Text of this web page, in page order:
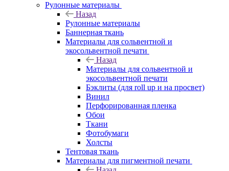
Рулонные материалы
Назад
Рулонные материалы
Баннерная ткань
Материалы для сольвентной и
экосольвентной печати
Назад
Материалы для сольвентной и
экосольвентной печати
Бэклиты (для roll up и на просвет)
Винил
Перфорированная пленка
Обои
Ткани
Фотобумаги
Холсты
Тентовая ткань
Материалы для пигментной печати